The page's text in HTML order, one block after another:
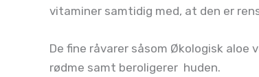
vitaminer samtidig med, at den er
De fine råvarer såsom Økologisk aloe
rødme samt beroligerer huden.